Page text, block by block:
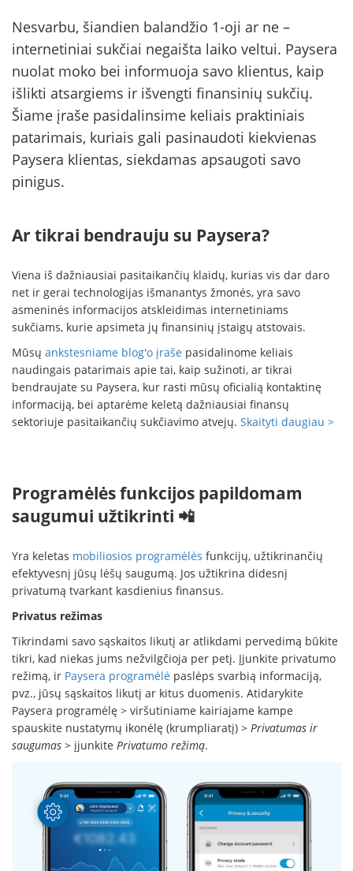
Nesvarbu, šiandien balandžio 1-oji ar ne –
internetiniai sukčiai negaišta laiko veltui. Paysera
nuolat moko bei informuoja savo klientus, kaip
išlikti atsargiems ir išvengti finansinių sukčių.
Šiame įraše pasidalinsime keliais praktiniais
patarimais, kuriais gali pasinaudoti kiekvienas
Paysera klientas, siekdamas apsaugoti savo
pinigus.
Ar tikrai bendrauju su Paysera?
Viena iš dažniausiai pasitaikančių klaidų, kurias vis dar daro
net ir gerai technologijas išmanantys žmonės, yra savo
asmeninės informacijos atskleidimas internetiniams
sukčiams, kurie apsimeta jų finansinių įstaigų atstovais.
Mūsų ankstesniame blog'o įraše pasidalinome keliais
naudingais patarimais apie tai, kaip sužinoti, ar tikrai
bendraujate su Paysera, kur rasti mūsų oficialią kontaktinę
informaciją, bei aptarėme keletą dažniausiai finansų
sektoriuje pasitaikančių sukčiavimo atvejų. Skaityti daugiau >
Programėlės funkcijos papildomam
saugumui užtikrinti 📲
Yra keletas mobiliosios programėlės funkcijų, užtikrinančių
efektyvesnį jūsų lėšų saugumą. Jos užtikrina didesnį
privatumą tvarkant kasdienius finansus.
Privatus režimas
Tikrindami savo sąskaitos likutį ar atlikdami pervedimą būkite
tikri, kad niekas jums nežvilgčioja per petį. Įjunkite privatumo
režimą, ir Paysera programėlė paslėps svarbią informaciją,
pvz., jūsų sąskaitos likutį ar kitus duomenis. Atidarykite
Paysera programėlę > viršutiniame kairiajame kampe
spauskite nustatymų ikonėlę (krumpliaratį) > Privatumas ir
saugumas > įjunkite Privatumo režimą.